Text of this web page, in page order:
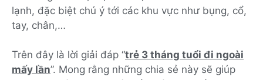
lạnh, đặc biệt chú ý tới các khu vực như bụng, cổ,
tay, chân,…
Trên đây là lời giải đáp “trẻ 3 tháng tuổi đi ngoài
mấy lần”. Mong rằng những chia sẻ này sẽ giúp